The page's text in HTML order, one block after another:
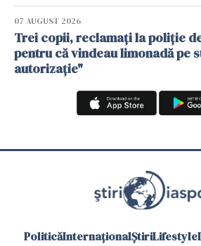
07 AUGUST 2026
Trei copii, reclamați la poliție
pentru că vindeau limonadă pe
autorizație"
PoliticăInternaționalȘtiriLifestyle